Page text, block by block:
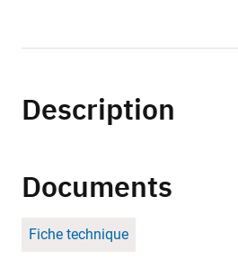
Description
Documents
Fiche technique